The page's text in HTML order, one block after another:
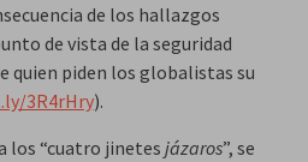
de los hallazgos
de vista de la seguridad
quien piden los globalistas su
3R4rHry).
los “cuatro jinetes jázaros”, se